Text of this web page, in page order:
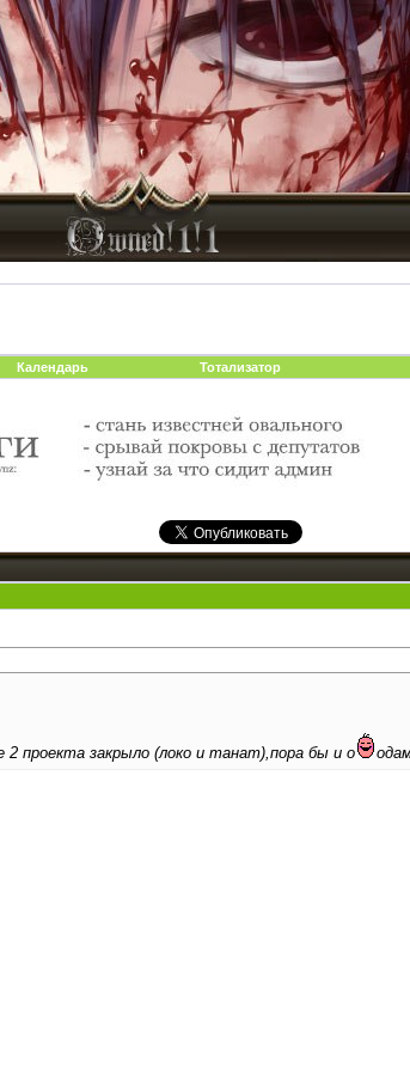
Календарь Тотализатор
2 проекта закрыло (локо и танат),пора бы и о